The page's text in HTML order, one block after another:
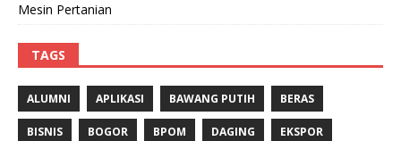
Mesin Pertanian
TAGS
ALUMNI APLIKASI BAWANG PUTIH BERAS
BISNIS BOGOR BPOM DAGING EKSPOR